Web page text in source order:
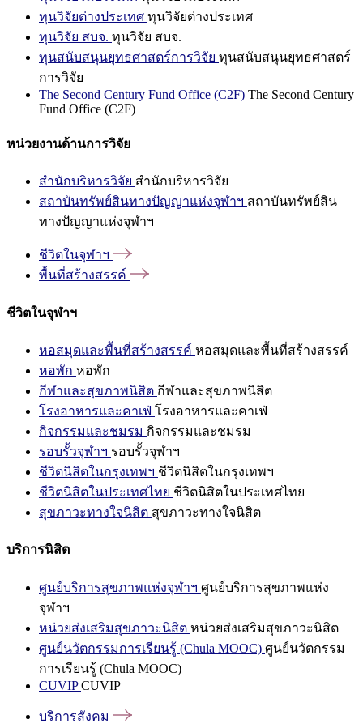
ทุนวิจัยต่างประเทศ ทุนวิจัยต่างประเทศ
ทุนวิจัย สบจ. ทุนวิจัย สบจ.
ทุนสนับสนุนยุทธศาสตร์การวิจัย ทุนสนับสนุนยุทธศาสตร์
การวิจัย
The Second Century Fund Office (C2F) The Second Century
Fund Office (C2F)
หน่วยงานด้านการวิจัย
สำนักบริหารวิจัย สำนักบริหารวิจัย
สถาบันทรัพย์สินทางปัญญาแห่งจุฬาฯ สถาบันทรัพย์สิน
ทางปัญญาแห่งจุฬาฯ
ชีวิตในจุฬาฯ
พื้นที่สร้างสรรค์
ชีวิตในจุฬาฯ
หอสมุดและพื้นที่สร้างสรรค์ หอสมุดและพื้นที่สร้างสรรค์
หอพัก หอพัก
กีฬาและสุขภาพนิสิต กีฬาและสุขภาพนิสิต
โรงอาหารและคาเฟ่ โรงอาหารและคาเฟ่
กิจกรรมและชมรม กิจกรรมและชมรม
รอบรั้วจุฬาฯ รอบรั้วจุฬาฯ
ชีวิตนิสิตในกรุงเทพฯ ชีวิตนิสิตในกรุงเทพฯ
ชีวิตนิสิตในประเทศไทย ชีวิตนิสิตในประเทศไทย
สุขภาวะทางใจนิสิต สุขภาวะทางใจนิสิต
บริการนิสิต
ศูนย์บริการสุขภาพแห่งจุฬาฯ ศูนย์บริการสุขภาพแห่ง
จุฬาฯ
หน่วยส่งเสริมสุขภาวะนิสิต หน่วยส่งเสริมสุขภาวะนิสิต
ศูนย์นวัตกรรมการเรียนรู้ (Chula MOOC) ศูนย์นวัตกรรม
การเรียนรู้ (Chula MOOC)
CUVIPCUVIP
บริการสังคม